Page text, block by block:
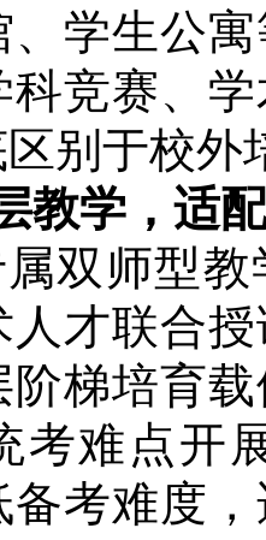
学生公
竞赛、
别于校
教学，适
双师型
才联合
阶梯培育
考难点开
备考难度